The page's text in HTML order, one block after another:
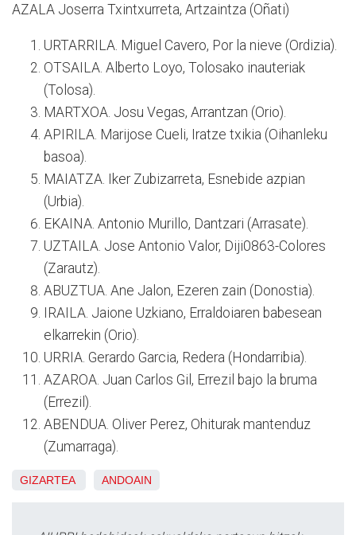
AZALA Joserra Txintxurreta, Artzaintza (Oñati)
URTARRILA. Miguel Cavero, Por la nieve (Ordizia).
OTSAILA. Alberto Loyo, Tolosako inauteriak
(Tolosa).
MARTXOA. Josu Vegas, Arrantzan (Orio).
APIRILA. Marijose Cueli, Iratze txikia (Oihanleku
basoa).
MAIATZA. Iker Zubizarreta, Esnebide azpian
(Urbia).
EKAINA. Antonio Murillo, Dantzari (Arrasate).
UZTAILA. Jose Antonio Valor, Diji0863-Colores
(Zarautz).
ABUZTUA. Ane Jalon, Ezeren zain (Donostia).
IRAILA. Jaione Uzkiano, Erraldoiaren babesean
elkarrekin (Orio).
URRIA. Gerardo Garcia, Redera (Hondarribia).
AZAROA. Juan Carlos Gil, Errezil bajo la bruma
(Errezil).
ABENDUA. Oliver Perez, Ohiturak mantenduz
(Zumarraga).
GIZARTEA ANDOAIN